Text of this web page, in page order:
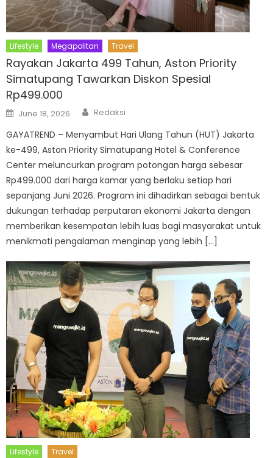
Lifestyle Megapolitan Travel
Rayakan Jakarta 499 Tahun, Aston Priority
Simatupang Tawarkan Diskon Spesial
Rp499.000
Posted
on
June 18, 2026 Author
Redaksi
GAYATREND – Menyambut Hari Ulang Tahun (HUT) Jakarta
ke-499, Aston Priority Simatupang Hotel & Conference
Center meluncurkan program potongan harga sebesar
Rp499.000 dari harga kamar yang berlaku setiap hari
sepanjang Juni 2026. Program ini dihadirkan sebagai bentuk
dukungan terhadap perputaran ekonomi Jakarta dengan
memberikan kesempatan lebih luas bagi masyarakat untuk
menikmati pengalaman menginap yang lebih […]
Lifestyle Travel